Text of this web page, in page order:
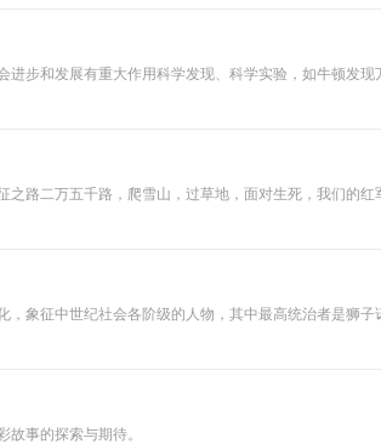
步和发展有重大作用科学发现、科学实验，如牛顿发
住试验等，来启发读者思考并进行科学探究。每篇故事后
路二万五千路，爬雪山，过草地，面对生死，我们的
象征中世纪社会各阶级的人物，其中最高统治者是狮子
事的探索与期待。